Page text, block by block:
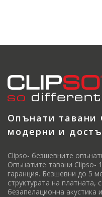
Опънати тавани
модерни и
Clipso- безшевните
Опънатите тавани Clipso-
гаранция. Безшевни до 5
структурата на платната,
безапелационна акустика